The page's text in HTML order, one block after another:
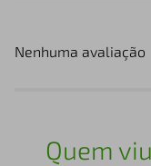
Nenhuma avaliação
Quem